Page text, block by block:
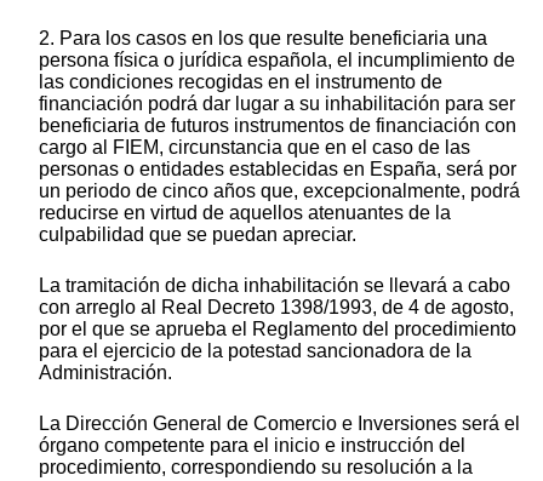
2. Para los casos en los que resulte beneficiaria una
persona física o jurídica española, el incumplimiento de
las condiciones recogidas en el instrumento de
financiación podrá dar lugar a su inhabilitación para ser
beneficiaria de futuros instrumentos de financiación con
cargo al FIEM, circunstancia que en el caso de las
personas o entidades establecidas en España, será por
un periodo de cinco años que, excepcionalmente, podrá
reducirse en virtud de aquellos atenuantes de la
culpabilidad que se puedan apreciar.
La tramitación de dicha inhabilitación se llevará a cabo
con arreglo al Real Decreto 1398/1993, de 4 de agosto,
por el que se aprueba el Reglamento del procedimiento
para el ejercicio de la potestad sancionadora de la
Administración.
La Dirección General de Comercio e Inversiones será el
órgano competente para el inicio e instrucción del
procedimiento, correspondiendo su resolución a la